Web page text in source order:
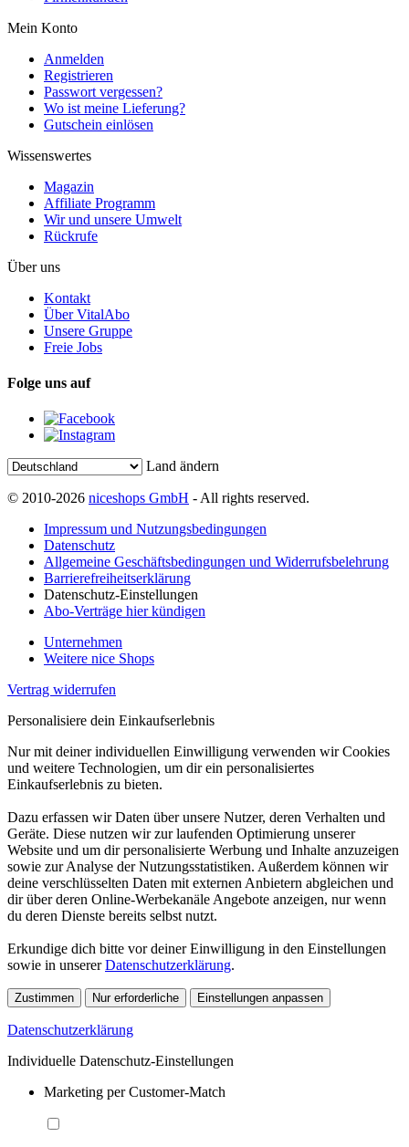
Mein Konto
Anmelden
Registrieren
Passwort vergessen?
Wo ist meine Lieferung?
Gutschein einlösen
Wissenswertes
Magazin
Affiliate Programm
Wir und unsere Umwelt
Rückrufe
Über uns
Kontakt
Über VitalAbo
Unsere Gruppe
Freie Jobs
Folge uns auf
Land ändern
© 2010-2026 niceshops GmbH - All rights reserved.
Impressum und Nutzungsbedingungen
Datenschutz
Allgemeine Geschäftsbedingungen und Widerrufsbelehrung
Barrierefreiheitserklärung
Datenschutz-Einstellungen
Abo-Verträge hier kündigen
Unternehmen
Weitere nice Shops
Vertrag widerrufen
Personalisiere dein Einkaufserlebnis
Nur mit deiner individuellen Einwilligung verwenden wir Cookies
und weitere Technologien, um dir ein personalisiertes
Einkaufserlebnis zu bieten.
Dazu erfassen wir Daten über unsere Nutzer, deren Verhalten und
Geräte. Diese nutzen wir zur laufenden Optimierung unserer
Website und um dir personalisierte Werbung und Inhalte anzuzeigen
sowie zur Analyse der Nutzungsstatistiken. Außerdem können wir
deine verschlüsselten Daten mit externen Anbietern abgleichen und
dir über deren Online-Werbekanäle Angebote anzeigen, nur wenn
du deren Dienste bereits selbst nutzt.
Erkundige dich bitte vor deiner Einwilligung in den Einstellungen
sowie in unsererDatenschutzerklärung.
Zustimmen Nur erforderliche Einstellungen anpassen
Datenschutzerklärung
Individuelle Datenschutz-Einstellungen
Marketing per Customer-Match